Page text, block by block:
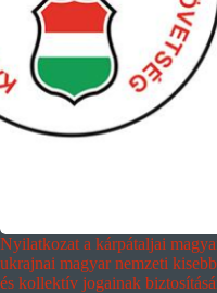
Nyilatkozat a kárpátaljai
ukrajnai magyar nemzeti
és kollektív jogainak